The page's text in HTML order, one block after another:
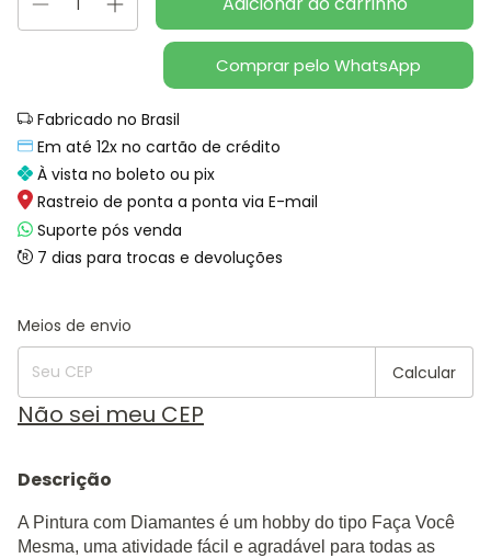
Comprar pelo WhatsApp
Fabricado no Brasil
Em até 12x no cartão de crédito
À vista no boleto ou pix
Rastreio de ponta a ponta via E-mail
Suporte pós venda
7 dias para trocas e devoluções
Entregas para o CEP:
Meios de envio
Calcular
Não sei meu CEP
Descrição
A Pintura com Diamantes é um hobby do tipo Faça Você
Mesma, uma atividade fácil e agradável para todas as